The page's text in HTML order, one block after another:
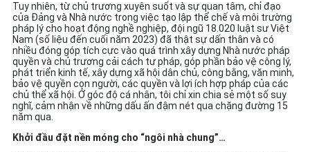
Tuy nhiên, từ chủ trương xuyên suốt và sự quan tâm, chỉ đạo
của Đảng và Nhà nước trong việc tạo lập thể chế và môi trường
pháp lý cho hoạt động nghề nghiệp, đội ngũ 18.020 luật sư Việt
Nam (số liệu đến cuối năm 2023) đã thật sự dấn thân và có
nhiều đóng góp tích cực vào quá trình xây dựng Nhà nước pháp
quyền và chủ trương cải cách tư pháp, góp phần bảo vệ công lý,
phát triển kinh tế, xây dựng xã hội dân chủ, công bằng, văn minh,
bảo vệ quyền con người, các quyền và lợi ích hợp pháp của các
chủ thể xã hội. Ở góc độ cá nhân, tôi chỉ xin chia sẻ một số suy
nghĩ, cảm nhận về những dấu ấn đậm nét qua chặng đường 15
năm qua.
Khởi đầu đặt nền móng cho “ngôi nhà chung”…